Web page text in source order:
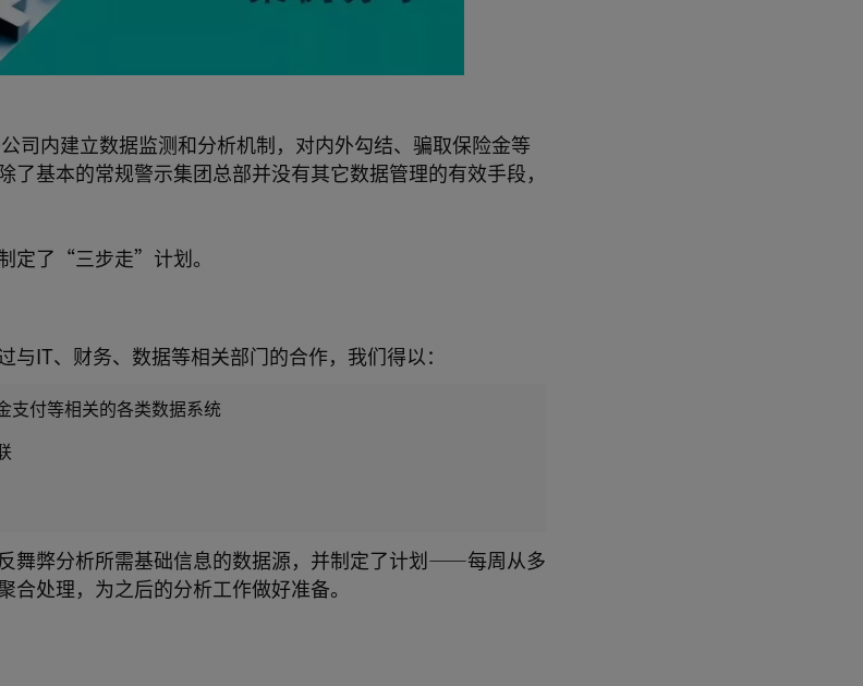
司内建立数据监测和分析机制，对内外勾结、骗取保险金等
基本的常规警示集团总部并没有其它数据管理的有效手段，
定了“三步走”计划。
IT、财务、数据等相关部门的合作，我们得以：
支付等相关的各类数据系统
舞弊分析所需基础信息的数据源，并制定了计划——每周从多
处理，为之后的分析工作做好准备。